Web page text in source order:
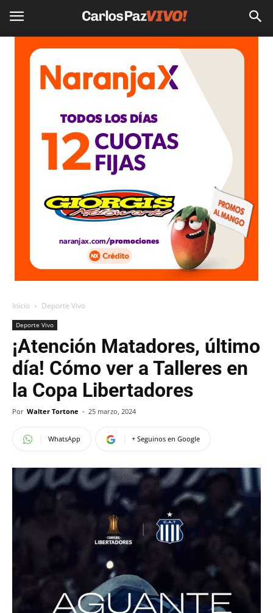
Inicio Deporte Vivo
Deporte Vivo
¡Atención Matadores, último
día! Cómo ver a Talleres en
la Copa Libertadores
Por Walter Tortone - 25 marzo, 2024
WhatsApp + Seguinos en Google